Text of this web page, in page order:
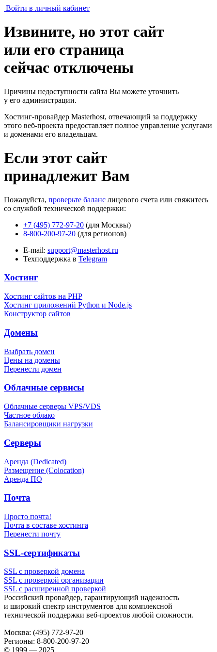
Войти в личный кабинет
Извините, но этот сайт
или его страница
сейчас отключены
Причины недоступности сайта Вы можете уточнить
у его администрации.
Хостинг-провайдер Masterhost, отвечающий за поддержку
этого веб-проекта предоставляет полное управление услугами
и доменами его владельцам.
Если этот сайт
принадлежит Вам
Пожалуйста, проверьте баланс лицевого счета или свяжитесь
со службой технической поддержки:
+7 (495) 772-97-20 (для Москвы)
8-800-200-97-20 (для регионов)
E-mail: support@masterhost.ru
Техподдержка в Telegram
Хостинг
Хостинг сайтов на PHP
Хостинг приложений Python и Node.js
Конструктор сайтов
Домены
Выбрать домен
Цены на домены
Перенести домен
Облачные сервисы
Облачные серверы VPS/VDS
Частное облако
Балансировщики нагрузки
Серверы
Аренда (Dedicated)
Размещение (Colocation)
Аренда ПО
Почта
Просто почта!
Почта в составе хостинга
Перенести почту
SSL-сертификаты
SSL с проверкой домена
SSL с проверкой организации
SSL с расширенной проверкой
Российский провайдер, гарантирующий надежность
и широкий спектр инструментов для комплексной
технической поддержки веб-проектов любой сложности.
Москва: (495) 772-97-20
Регионы: 8-800-200-97-20
© 1999 — 2025